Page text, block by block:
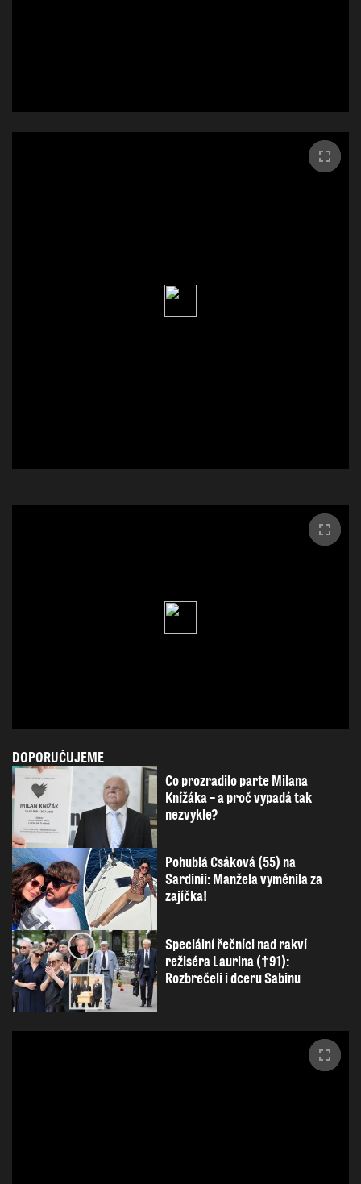
DOPORUČUJEME
Co prozradilo parte Milana
Knížáka – a proč vypadá tak
nezvykle?
Pohublá Csáková (55) na
Sardinii: Manžela vyměnila za
zajíčka!
Speciální řečníci nad rakví
režiséra Laurina (†91):
Rozbrečeli i dceru Sabinu